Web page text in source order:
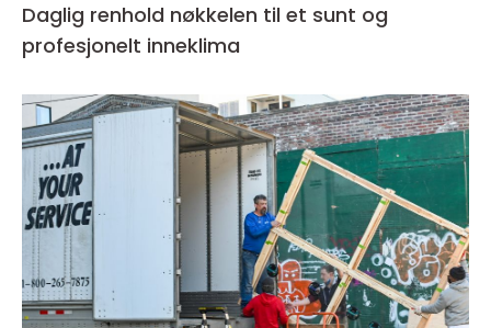
Daglig renhold nøkkelen til et sunt og
profesjonelt inneklima